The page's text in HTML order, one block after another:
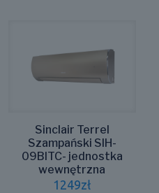
Sinclair Terrel
Szampański SIH-
09BITC- jednostka
wewnętrzna
1249zł